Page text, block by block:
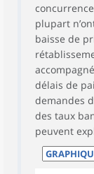
plupart
baisse de
délais de
demandes
des taux
peuvent